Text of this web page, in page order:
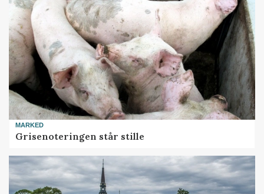
MARKED
Grisenoteringen står stille